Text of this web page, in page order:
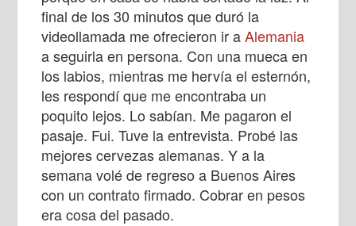
final de los 30 minutos que duró la
videollamada me ofrecieron ir aAlemania
a seguirla en persona. Con una mueca en
los labios, mientras me hervía el esternón,
les respondí que me encontraba un
poquito lejos. Lo sabían. Me pagaron el
pasaje. Fui. Tuve la entrevista. Probé las
mejores cervezas alemanas. Y a la
semana volé de regreso a Buenos Aires
con un contrato firmado. Cobrar en pesos
era cosa del pasado.